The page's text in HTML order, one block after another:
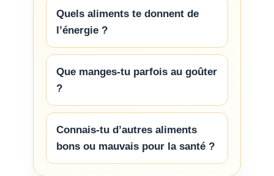
Quels aliments te donnent de
l’énergie ?
Que manges-tu parfois au goûter
?
Connais-tu d’autres aliments
bons ou mauvais pour la santé ?